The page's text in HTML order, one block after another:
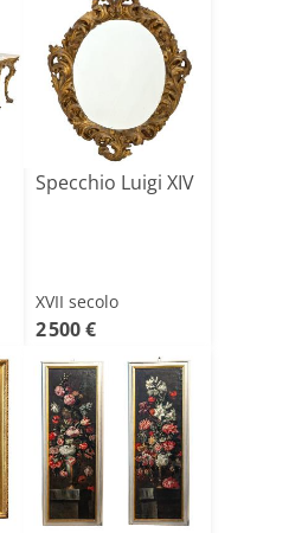
Specchio Luigi XIV
XVII secolo
2 500 €